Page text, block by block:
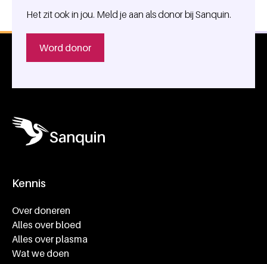
Het zit ook in jou. Meld je aan als donor bij Sanquin.
Word donor
Kennis
Over doneren
Alles over bloed
Alles over plasma
Wat we doen